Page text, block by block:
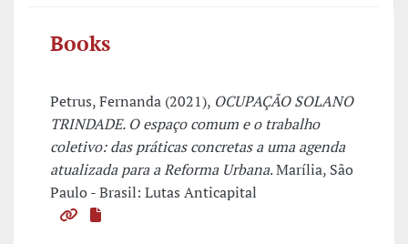
Books
Petrus, Fernanda (2021), OCUPAÇÃO SOLANO
TRINDADE. O espaço comum e o trabalho
coletivo: das práticas concretas a uma agenda
atualizada para a Reforma Urbana. Marília, São
Paulo - Brasil: Lutas Anticapital